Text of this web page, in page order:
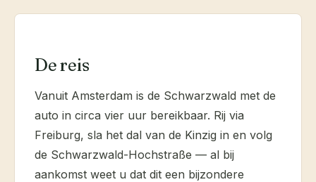
De reis
Vanuit Amsterdam is de Schwarzwald met de
auto in circa vier uur bereikbaar. Rij via
Freiburg, sla het dal van de Kinzig in en volg
de Schwarzwald-Hochstraße — al bij
aankomst weet u dat dit een bijzondere